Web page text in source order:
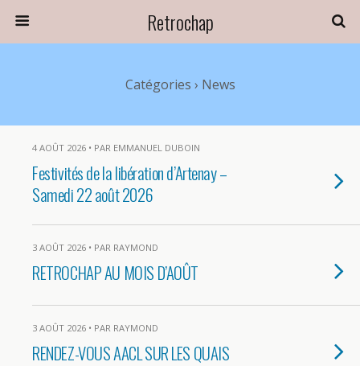
Retrochap
Catégories › News
4 AOÛT 2026 • PAR EMMANUEL DUBOIN
Festivités de la libération d’Artenay –
Samedi 22 août 2026
3 AOÛT 2026 • PAR RAYMOND
RETROCHAP AU MOIS D’AOÛT
3 AOÛT 2026 • PAR RAYMOND
RENDEZ-VOUS AACL SUR LES QUAIS